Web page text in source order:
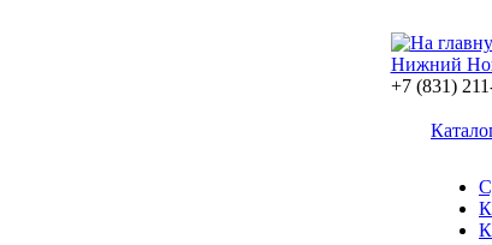
Нижний
+7 (831)